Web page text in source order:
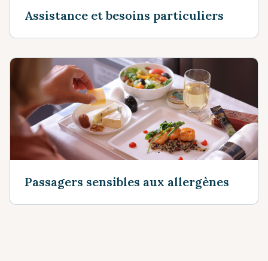
Assistance et besoins particuliers
Passagers sensibles aux allergènes